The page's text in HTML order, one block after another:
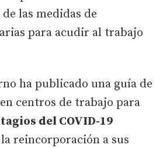
las medidas de
para acudir al trabajo
ha publicado una guía de
centros de trabajo para
del COVID-19
reincorporación a sus